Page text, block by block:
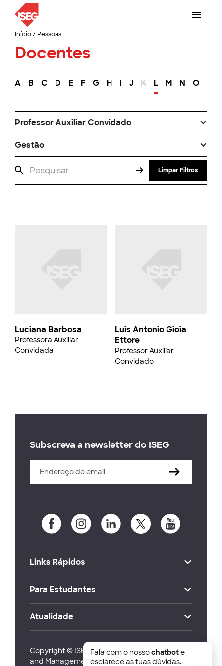
Início/ Pessoas
Docentes
A B C D E F G H I J K L M N O
Professor Auxiliar Convidado
Gestão
Limpar Filtros
Luciana Barbosa
Professora Auxiliar
Convidada
Luis Antonio Gioia
Ettore
Professor Auxiliar
Convidado
Subscreva a newsletter do ISEG
Links Rápidos
Para Estudantes
Atualidade
Copyright © ISEG Lisbon School of Economics
and Management 2026
Fala com o nossochatbote
esclarece as tuas dúvidas.